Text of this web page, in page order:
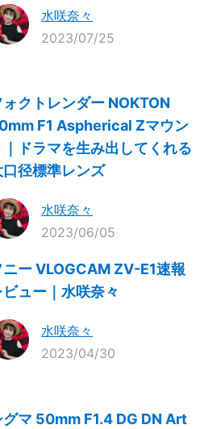
水咲奈々
2023/07/25
ォクトレンダー NOKTON
F1 Aspherical Zマウン
｜ドラマを生み出してくれる
口径標準レンズ
水咲奈々
2023/06/05
ニー VLOGCAM ZV-E1速報
ビュー｜水咲奈々
水咲奈々
2023/04/30
グマ 50mm F1.4 DG DN Art